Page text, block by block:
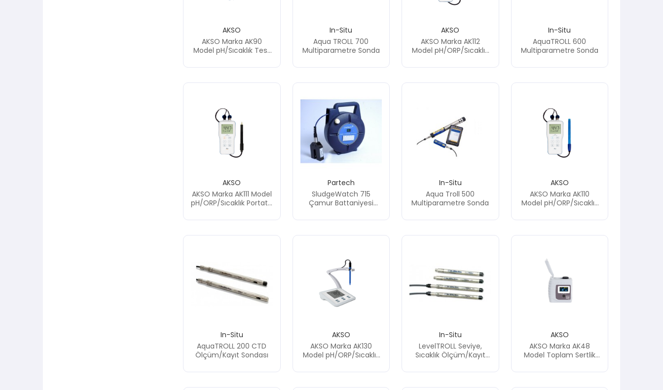
AKSO
AKSO Marka AK90
Model pH/Sıcaklık Test
In-Situ
Aqua TROLL 700
Multiparametre Sonda
AKSO
AKSO Marka AK112
Model pH/ORP/Sıcaklık
(Et Tipi)
In-Situ
AquaTROLL 600
Multiparametre Sonda
AKSO
AKSO Marka AK111 Model
pH/ORP/Sıcaklık Portatif
Tipi)
Partech
SludgeWatch 715
Çamur Battaniyesi
In-Situ
Aqua Troll 500
Multiparametre Sonda
AKSO
AKSO Marka AK110
Model pH/ORP/Sıcaklık
In-Situ
AquaTROLL 200 CTD
Ölçüm/Kayıt Sondası
AKSO
AKSO Marka AK130
Model pH/ORP/Sıcaklık
In-Situ
LevelTROLL Seviye,
Sıcaklık Ölçüm/Kayıt
AKSO
AKSO Marka AK48
Model Toplam Sertlik